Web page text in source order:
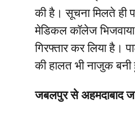
की है। सूचना मिलते ही
मेडिकल कॉलेज
गिरफ्तार कर लिया है।
की हालत भी नाजुक
जबलपुर से अहमदाबाद